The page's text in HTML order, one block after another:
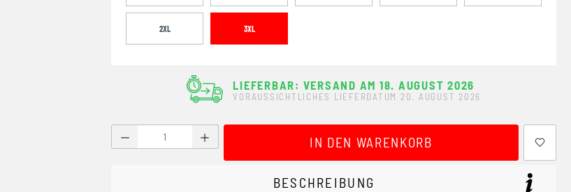
2XL 3XL
LIEFERBAR: VERSAND AM 18. AUGUST 2026
VORAUSSICHTLICHES LIEFERDATUM 20. AUGUST 2026
Produkt Anzahl: Gib den gewünschten Wert ein oder benutze die Schaltflächen
IN DEN WARENKORB
BESCHREIBUNG